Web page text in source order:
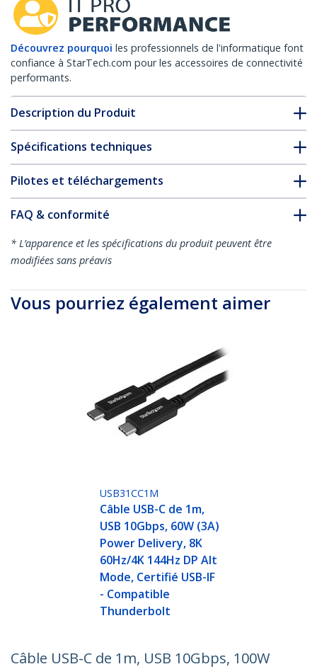
Découvrez pourquoi les professionnels de l'informatique font
confiance à StarTech.com pour les accessoires de connectivité
performants.
Description du Produit
Spécifications techniques
Pilotes et téléchargements
FAQ & conformité
* L’apparence et les spécifications du produit peuvent être
modifiées sans préavis
Vous pourriez également aimer
USB31CC1M
Câble USB-C de 1m,
USB 10Gbps, 60W (3A)
Power Delivery, 8K
60Hz/4K 144Hz DP Alt
Mode, Certifié USB-IF
- Compatible
Thunderbolt
Câble USB-C de 1m, USB 10Gbps, 100W